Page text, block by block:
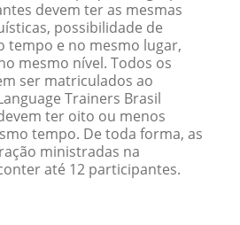
devem ter as mesmas
possibilidade de
tempo e no mesmo lugar,
mesmo nível. Todos os
ser matriculados ao
Trainers Brasil
ter oito ou menos
tempo. De toda forma, as
ministradas na
até 12 participantes.